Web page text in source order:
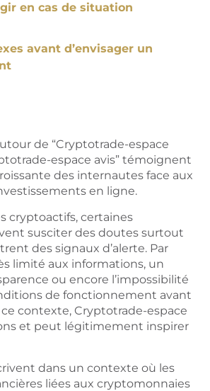
en cas de situation
avant d’envisager un
de “Cryptotrade-espace
espace avis” témoignent
des internautes face aux
en ligne.
cryptoactifs, certaines
susciter des doutes surtout
des signaux d’alerte. Par
limité aux informations, un
ou encore l’impossibilité
de fonctionnement avant
contexte, Cryptotrade-espace
et peut légitimement inspirer
dans un contexte où les
liées aux cryptomonnaies